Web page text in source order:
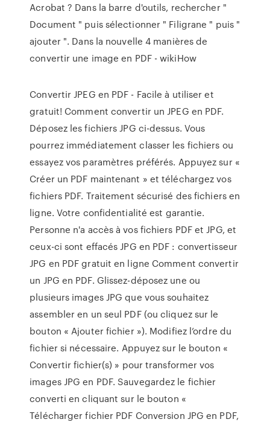
Acrobat ? Dans la barre d'outils, rechercher "
Document " puis sélectionner " Filigrane " puis "
ajouter ". Dans la nouvelle 4 manières de
convertir une image en PDF - wikiHow
Convertir JPEG en PDF - Facile à utiliser et
gratuit! Comment convertir un JPEG en PDF.
Déposez les fichiers JPG ci-dessus. Vous
pourrez immédiatement classer les fichiers ou
essayez vos paramètres préférés. Appuyez sur «
Créer un PDF maintenant » et téléchargez vos
fichiers PDF. Traitement sécurisé des fichiers en
ligne. Votre confidentialité est garantie.
Personne n'a accès à vos fichiers PDF et JPG, et
ceux-ci sont effacés JPG en PDF : convertisseur
JPG en PDF gratuit en ligne Comment convertir
un JPG en PDF. Glissez-déposez une ou
plusieurs images JPG que vous souhaitez
assembler en un seul PDF (ou cliquez sur le
bouton « Ajouter fichier »). Modifiez l’ordre du
fichier si nécessaire. Appuyez sur le bouton «
Convertir fichier(s) » pour transformer vos
images JPG en PDF. Sauvegardez le fichier
converti en cliquant sur le bouton «
Télécharger fichier PDF Conversion JPG en PDF,